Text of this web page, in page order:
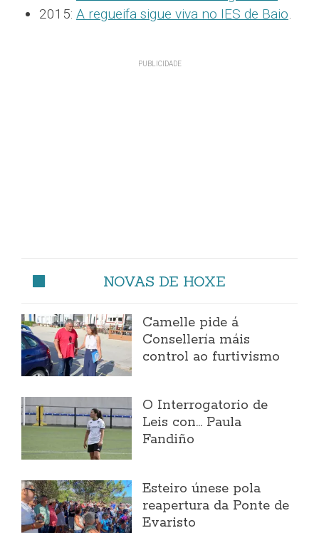
2015: A regueifa sigue viva no IES de Baio.
NOVAS DE HOXE
Camelle pide á
Consellería máis
control ao furtivismo
O Interrogatorio de
Leis con... Paula
Fandiño
Esteiro únese pola
reapertura da Ponte de
Evaristo